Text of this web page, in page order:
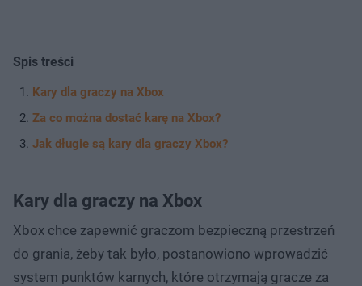
Spis treści
Kary dla graczy na Xbox
Za co można dostać karę na Xbox?
Jak długie są kary dla graczy Xbox?
Kary dla graczy na Xbox
Xbox chce zapewnić graczom bezpieczną przestrzeń
do grania, żeby tak było, postanowiono wprowadzić
system punktów karnych, które otrzymają gracze za